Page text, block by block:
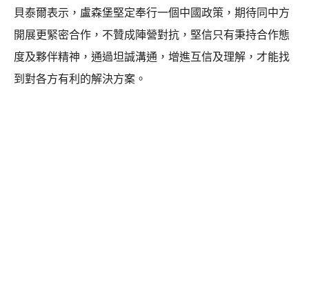
貝泰爾表示，盧森堡堅定奉行一個中國政策，期待同中方
開展更緊密合作，不贊成陣營對抗，堅信只有秉持合作態
度及夥伴精神，通過坦誠溝通，增進互信及理解，才能找
到對各方有利的解決方案。